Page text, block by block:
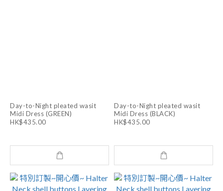
Day-to-Night pleated wasit
Midi Dress (GREEN)
HK$435.00
Day-to-Night pleated wasit
Midi Dress (BLACK)
HK$435.00